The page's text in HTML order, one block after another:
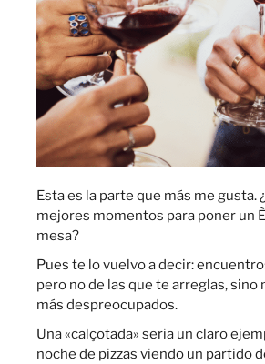
Esta es la parte que más me gusta.
mejores momentos para poner un
mesa?
Pues te lo vuelvo a decir:
pero no de las que te arreglas, sino
más despreocupados.
Una «calçotada» seria un claro
noche de pizzas viendo un partido